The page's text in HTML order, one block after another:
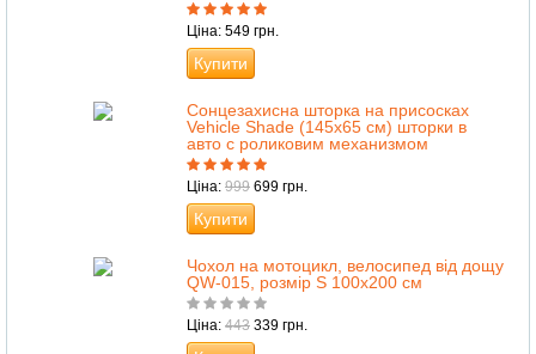
Ціна: 549 грн.
Купити
Cонцезахисна шторка на присосках
Vehicle Shade (145х65 см) шторки в
авто с роликовим механизмом
Ціна: 999 699 грн.
Купити
Чохол на мотоцикл, велосипед від дощу
QW-015, розмір S 100х200 см
Ціна: 443 339 грн.